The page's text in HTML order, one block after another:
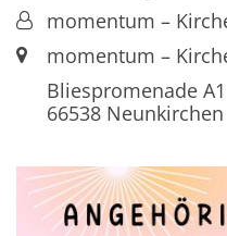
Von:momentum –
Ort:momentum –
Bliespromenade A1
66538Neunkirchen